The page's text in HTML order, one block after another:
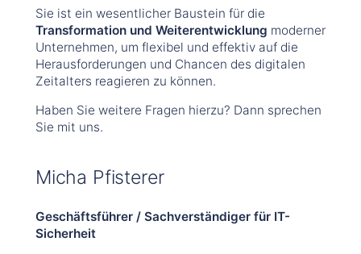
Sie ist ein wesentlicher Baustein für die
Transformation und Weiterentwicklung moderner
Unternehmen, um flexibel und effektiv auf die
Herausforderungen und Chancen des digitalen
Zeitalters reagieren zu können.
Haben Sie weitere Fragen hierzu? Dann sprechen
Sie mit uns.
Micha Pfisterer
Geschäftsführer / Sachverständiger für IT-
Sicherheit